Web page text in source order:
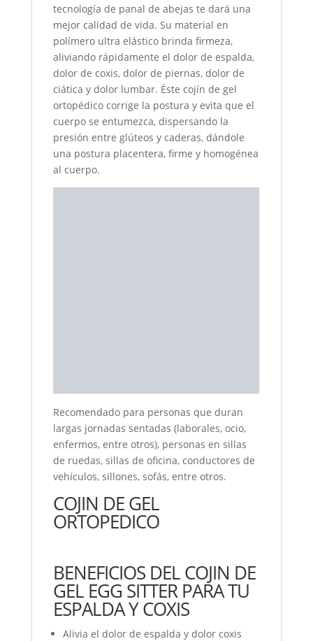
tecnología de panal de abejas te dará una
mejor calidad de vida. Su material en
polímero ultra elástico brinda firmeza,
aliviando rápidamente el dolor de espalda,
dolor de coxis, dolor de piernas, dolor de
ciática y dolor lumbar. Éste cojín de gel
ortopédico corrige la postura y evita que el
cuerpo se entumezca, dispersando la
presión entre glúteos y caderas, dándole
una postura placentera, firme y homogénea
al cuerpo.
Recomendado para personas que duran
largas jornadas sentadas (laborales, ocio,
enfermos, entre otros), personas en sillas
de ruedas, sillas de oficina, conductores de
vehículos, sillones, sofás, entre otros.
COJIN DE GEL
ORTOPEDICO
BENEFICIOS DEL COJIN DE
GEL EGG SITTER PARA TU
ESPALDA Y COXIS
Alivia el dolor de espalda y dolor coxis